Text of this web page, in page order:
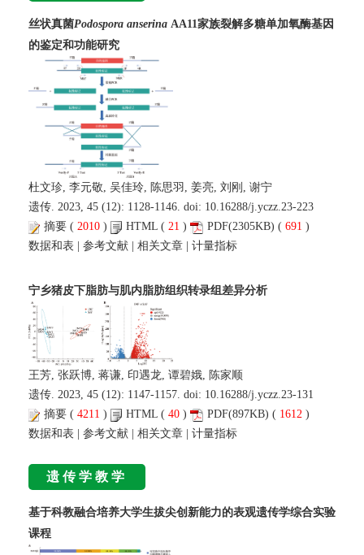
丝状真菌Podospora anserina AA11家族裂解多糖单加氧酶基因
的鉴定和功能研究
杜文珍, 李元敬, 吴佳玲, 陈思羽, 姜亮, 刘刚, 谢宁
遗传. 2023, 45 (12): 1128-1146. doi: 10.16288/j.yczz.23-223
摘要 ( 2010 ) HTML ( 21 ) PDF(2305KB) ( 691 )
数据和表
参考文献 相关文章 计量指标
宁乡猪皮下脂肪与肌内脂肪组织转录组差异分析
王芳, 张跃博, 蒋谦, 印遇龙, 谭碧娥, 陈家顺
遗传. 2023, 45 (12): 1147-1157. doi: 10.16288/j.yczz.23-131
摘要 ( 4211 ) HTML ( 40 ) PDF(897KB) ( 1612 )
数据和表
参考文献 相关文章 计量指标
遗传学教学
基于科教融合培养大学生拔尖创新能力的表观遗传学综合实验
课程